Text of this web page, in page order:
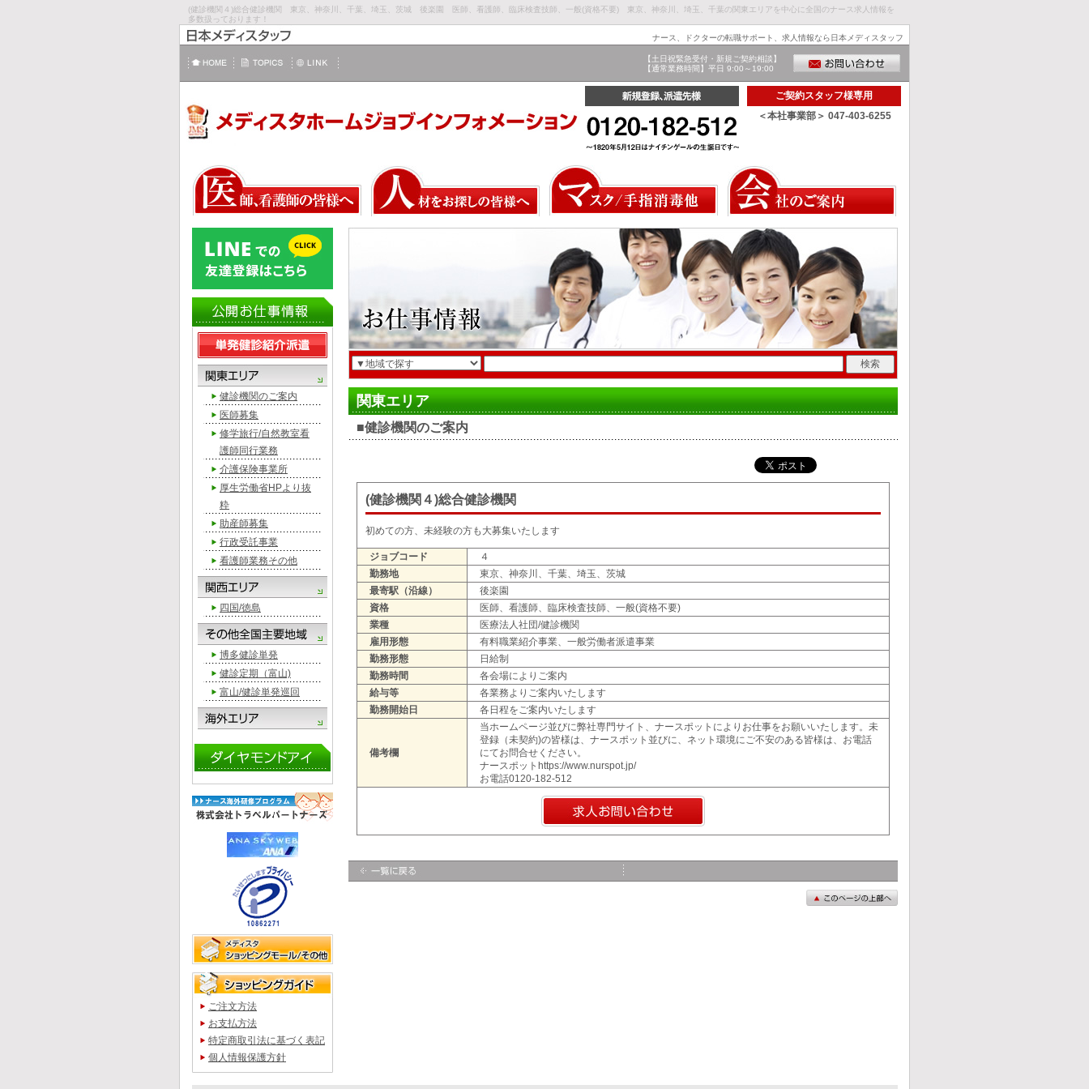
(健診機関４)総合健診機関 東京、神奈川、千葉、埼玉、茨城 後楽園 医師、看護師、臨床検査技師、一般(資格不要) 東京、神奈川、埼玉、千葉の関東エリアを中心に全国のナース求人情報を
多数扱っております！
ナース、ドクターの転職サポート、求人情報なら日本メディスタッフ
【土日祝緊急受付・新規ご契約相談】
【通常業務時間】平日 9:00～19:00
ご契約スタッフ様専用
＜本社事業部＞ 047-403-6255
関東エリア
■健診機関のご案内
(健診機関４)総合健診機関
初めての方、未経験の方も大募集いたします
ジョブコード
４
勤務地
東京、神奈川、千葉、埼玉、茨城
最寄駅（沿線）
後楽園
資格
医師、看護師、臨床検査技師、一般(資格不要)
業種
医療法人社団/健診機関
雇用形態
有料職業紹介事業、一般労働者派遣事業
勤務形態
日給制
勤務時間
各会場によりご案内
給与等
各業務よりご案内いたします
勤務開始日
各日程をご案内いたします
備考欄
当ホームページ並びに弊社専門サイト、ナースポットによりお仕事をお願いいたします。未
登録（未契約)の皆様は、ナースポット並びに、ネット環境にご不安のある皆様は、お電話
にてお問合せください。
ナースポットhttps://www.nurspot.jp/
お電話0120-182-512
健診機関のご案内
医師募集
修学旅行/自然教室看
護師同行業務
介護保険事業所
厚生労働省HPより抜
粋
助産師募集
行政受託事業
看護師業務その他
四国/徳島
博多健診単発
健診定期（富山)
富山/健診単発巡回
ご注文方法
お支払方法
特定商取引法に基づく表記
個人情報保護方針